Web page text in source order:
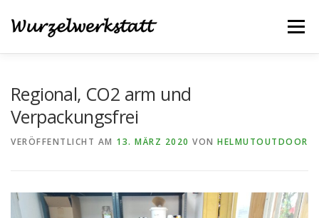
Inhalt
springen
Menü
Regional, CO2 arm und
Verpackungsfrei
VERÖFFENTLICHT AM 13. MÄRZ 2020 VON HELMUTOUTDOOR